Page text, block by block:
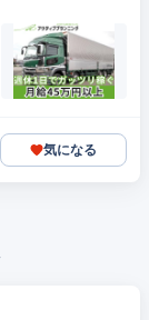
気になる